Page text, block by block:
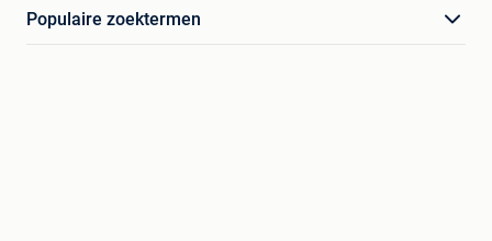
Populaire zoektermen